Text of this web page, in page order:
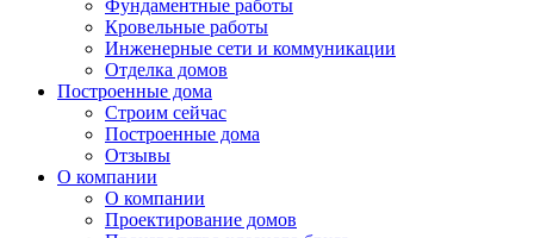
Фундаментные работы
Кровельные работы
Инженерные сети и коммуникации
Отделка домов
Построенные дома
Строим сейчас
Построенные дома
Отзывы
О компании
О компании
Проектирование домов